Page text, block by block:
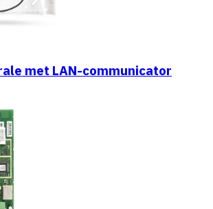
met LAN-communicator